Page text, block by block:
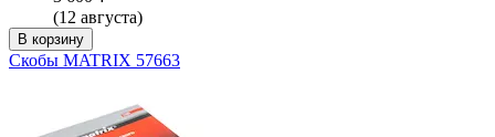
(12 августа)
В корзину
Скобы MATRIX 57663